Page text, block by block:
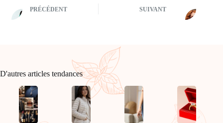
PRÉCÉDENT SUIVANT
D'autres articles tendances